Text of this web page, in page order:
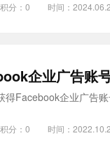
积分：0 时间：
企业广告账
得Facebook企业广告
积分：0 时间：